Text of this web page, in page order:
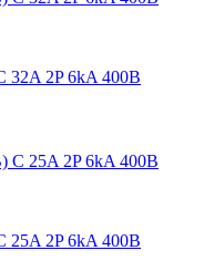
32A 2P 6kA 400В
25A 2P 6kA 400В